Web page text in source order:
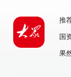
推
国
果